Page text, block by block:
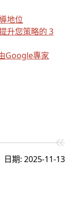
地位
升您策略的 3
Google專家
日期: 2025-11-13